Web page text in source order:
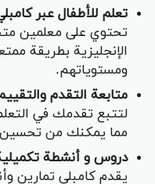
تعلم للأطفال عبر
تحتوي على معلمين
الإنجليزية بطريقة
ومستوياتهم.
متابعة التقدم
لتتبع تقدمك في
مما يمكنك من تحسين
دروس و أنشطة
يقدم كامبلي تمارين